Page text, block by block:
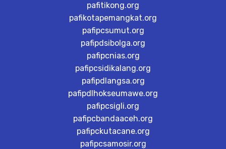
pafitikong.org
pafikotapemangkat.org
pafipcsumut.org
pafipdsibolga.org
pafipcnias.org
pafipcsidikalang.org
pafipdlangsa.org
pafipdlhokseumawe.org
pafipcsigli.org
pafipcbandaaceh.org
pafipckutacane.org
pafipcsamosir.org